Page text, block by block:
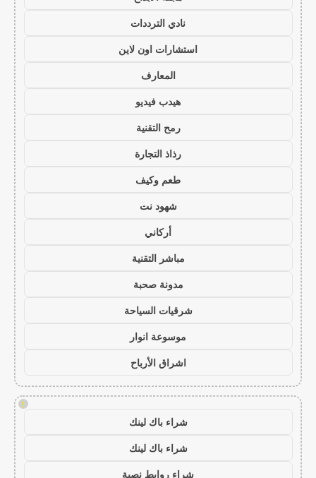
نادي الترددات
استشارات اون لاين
المعارف
هيدب فيديو
رمح التقنية
رذاذ التجارة
طعم وكيف
شهود نت
أركاني
مباشر التقنية
مدونة صحبة
شرقيات السياحة
موسوعة انوار
اشراق الأرباح
!
شراء باك لينك
شراء باك لينك
شراء روابط نصية